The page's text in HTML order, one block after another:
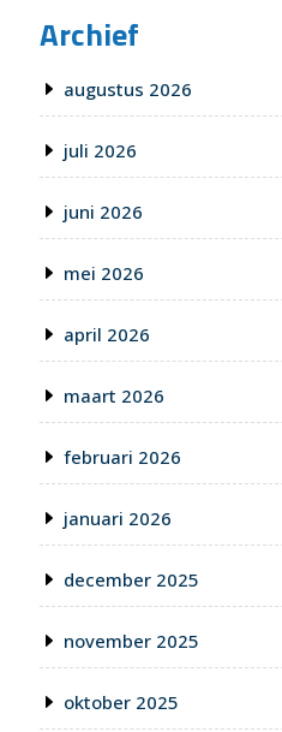
Archief
augustus 2026
juli 2026
juni 2026
mei 2026
april 2026
maart 2026
februari 2026
januari 2026
december 2025
november 2025
oktober 2025